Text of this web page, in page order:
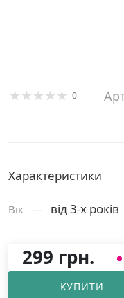
0
Характеристики
Вік — від 3-х років
299 грн.
КУПИТИ